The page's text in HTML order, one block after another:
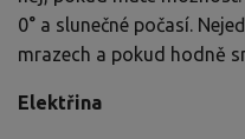
0° a slunečné počasí.
mrazech a pokud hodně
Elektřina